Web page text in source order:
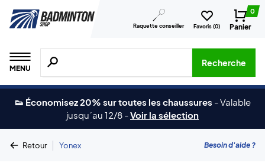
Raquette conseiller Favoris (0)
0
Panier
MENU
Recherche de produits, de marques, etc.
Recherche
👟 Économisez 20% sur toutes les chaussures -Valable
jusqu´au 12/8 -Voir la sélection
Retour | Yonex Besoin d'aide ?